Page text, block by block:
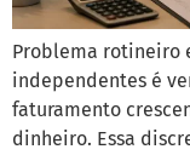
Problema rotineiro
independentes é
faturamento
dinheiro. Essa